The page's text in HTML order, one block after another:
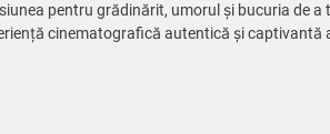
pentru grădinărit, umorul și bucuria de
cinematografică autentică și captivantă